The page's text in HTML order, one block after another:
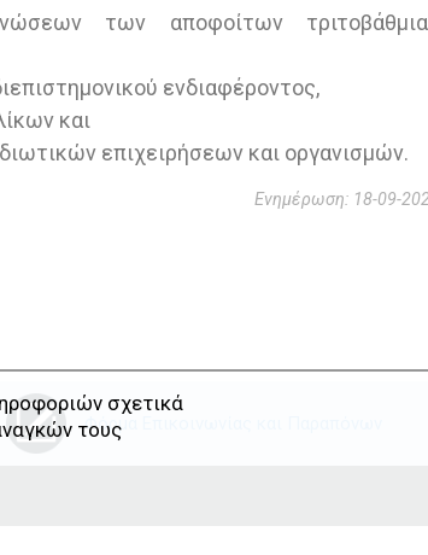
των αποφοίτων
ενδιαφέροντος,
και
επιχειρήσεων και οργανισμών.
Ενημέρωση: 18-09-
Φόρμα Επικοινωνίας και Παραπόνων
σχετικά
τους